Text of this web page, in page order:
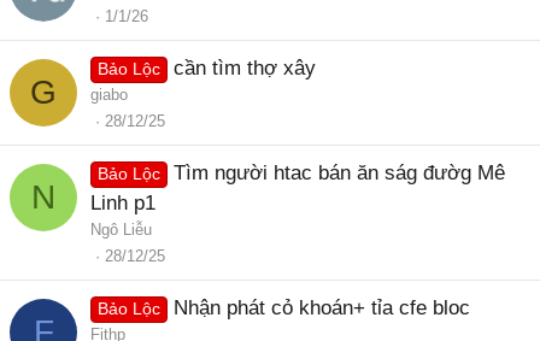
1/1/26
G
Bảo Lộc cần tìm thợ xây
giabo
28/12/25
N
Bảo Lộc
Tìm người htac bán ăn ság đườg Mê
Linh p1
Ngô Liễu
28/12/25
F
Bảo Lộc Nhận phát cỏ khoán+ tỉa cfe bloc
Fithp